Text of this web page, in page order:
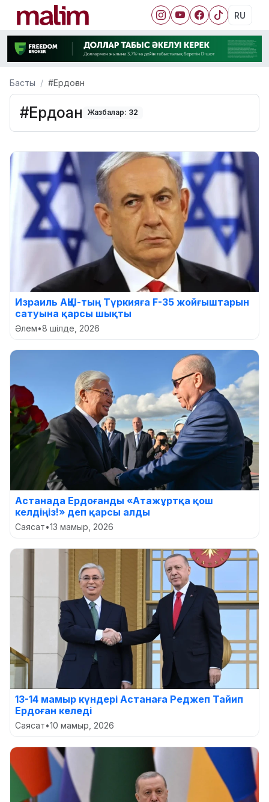
RU
Басты #Ердоған
#Ердоған Жазбалар: 32
Израиль АҚШ-тың Түркияға F-35 жойғыштарын
сатуына қарсы шықты
Әлем•8 шілде, 2026
Астанада Ердоғанды «Атажұртқа қош
келдіңіз!» деп қарсы алды
Саясат•13 мамыр, 2026
13-14 мамыр күндері Астанаға Реджеп Тайип
Ердоған келеді
Саясат•10 мамыр, 2026